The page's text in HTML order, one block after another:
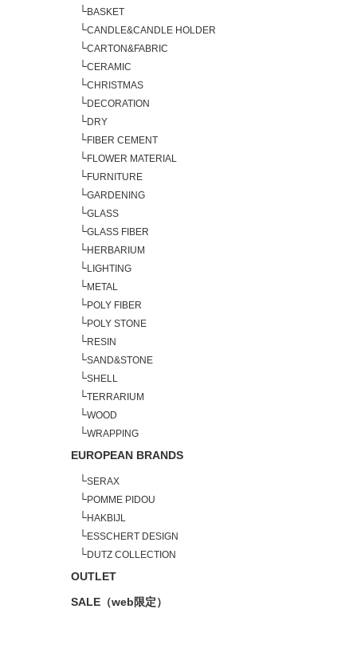
└BASKET
└CANDLE&CANDLE HOLDER
└CARTON&FABRIC
└CERAMIC
└CHRISTMAS
└DECORATION
└DRY
└FIBER CEMENT
└FLOWER MATERIAL
└FURNITURE
└GARDENING
└GLASS
└GLASS FIBER
└HERBARIUM
└LIGHTING
└METAL
└POLY FIBER
└POLY STONE
└RESIN
└SAND&STONE
└SHELL
└TERRARIUM
└WOOD
└WRAPPING
EUROPEAN BRANDS
└SERAX
└POMME PIDOU
└HAKBIJL
└ESSCHERT DESIGN
└DUTZ COLLECTION
OUTLET
SALE（web限定）